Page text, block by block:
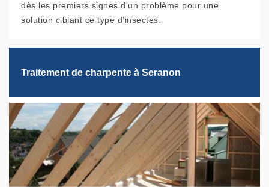
dès les premiers signes d'un problème pour une
solution ciblant ce type d’insectes.
Traitement de charpente à Seranon